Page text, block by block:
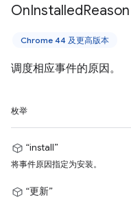
OnInstalledReason
Chrome 44 及更高版本
调度相应事件的原因。
枚举
“install”
将事件原因指定为安装。
“更新”